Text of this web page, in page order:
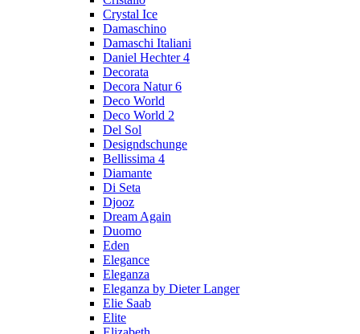
Crystal Ice
Damaschino
Damaschi Italiani
Daniel Hechter 4
Decorata
Decora Natur 6
Deco World
Deco World 2
Del Sol
Designdschunge
Bellissima 4
Diamante
Di Seta
Djooz
Dream Again
Duomo
Eden
Elegance
Eleganza
Eleganza by Dieter Langer
Elie Saab
Elite